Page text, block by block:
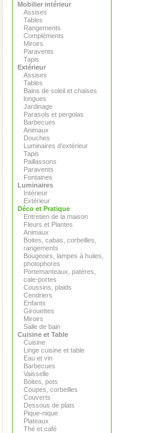
Mobilier intérieur
Assises
Tables
Rangements
Compléments
Miroirs
Paravents
Tapis
Extérieur
Assises
Tables
Bains de soleil et chaises
longues
Jardinage
Parasols et pergolas
Barbecues
Animaux
Douches
Luminaires d'extérieur
Tapis
Paillassons
Paravents
Fontaines
Luminaires
Intérieur
Extérieur
Déco et Pratique
Entretien de la maison
Fleurs et Plantes
Animaux
Boites, cabas, corbeilles,
rangements
Bougeoirs, lampes à huiles,
photophores
Portemanteaux, patères,
cale-portes
Coussins, plaids
Cendriers
Enfants
Girouettes
Miroirs
Salle de bain
Cuisine et Table
Cuisine
Linge cuisine et table
Eau et vin
Barbecues
Vaisselle
Boites, pots
Coupes, corbeilles
Couverts
Dessous de plats
Pique-nique
Plateaux
Thé et café